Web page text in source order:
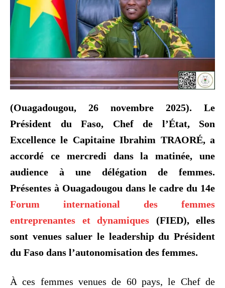
(Ouagadougou, 26 novembre 2025). Le
Président du Faso, Chef de l’État, Son
Excellence le Capitaine Ibrahim TRAORÉ, a
accordé ce mercredi dans la matinée, une
audience à une délégation de femmes.
Présentes à Ouagadougou dans le cadre du 14e
Forum international des femmes
entreprenantes et dynamiques (FIED), elles
sont venues saluer le leadership du Président
du Faso dans l’autonomisation des femmes.
À ces femmes venues de 60 pays, le Chef de